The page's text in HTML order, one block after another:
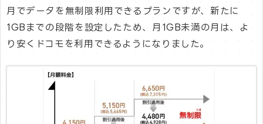
月でデータを無制限利用できるプランですが、新たに
1GBまでの段階を設定したため、月1GB未満の月は、よ
り安くドコモを利用できるようになりました。